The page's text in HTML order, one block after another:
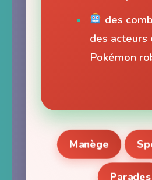
des
des acteurs
Pokémon
Manège
Parades